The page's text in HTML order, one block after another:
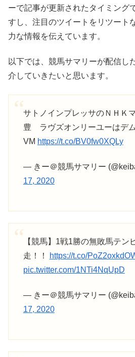
ーで記事が更新されたタイミング
すし、注目のツイートをリツート
力な情報を伝えています。
以下では、競馬サマリーが配信し
介していきたいと思います。
サトノインプレッサのＮＨＫ
豊 ラヴズオンリーユーはデ
VM https://t.co/BV0fw0XQLy
— きー＠競馬サマリー
17, 2020
【競馬】1戦1勝の無敗馬テン
走！！
https://t.co/
pic.twitter.com/1NTi4NqUpD
— きー＠競馬サマリー
17, 2020